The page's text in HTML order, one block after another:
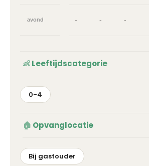
avond - - -
Leeftijdscategorie
0-4
Opvanglocatie
Bij gastouder